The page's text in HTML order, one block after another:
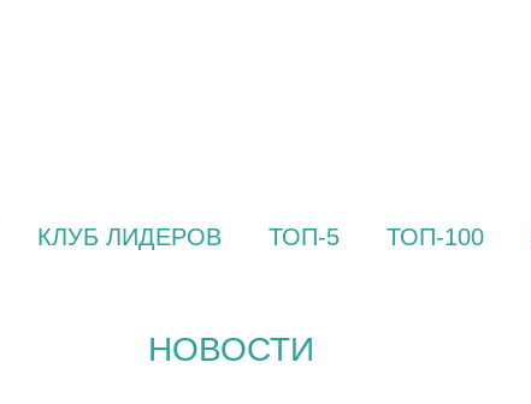
КЛУБ ЛИДЕРОВ ТОП-5 ТОП-100
НОВОСТИ